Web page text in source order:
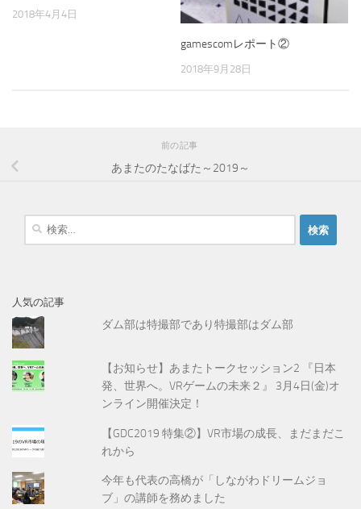
2018年4月4日
gamescomレポート②
2018年9月28日
前の記事
あまたのたなばた～2019～
検
人気の記事
ダム部は特撮部であり特撮部はダム部
【お知らせ】あまたトークセッション2 『日本
発、世界へ。VRゲームの未来２』 3月4日(金)オ
ンライン開催決定！
【GDC2019 特集②】VR市場の成長、まだまだこ
れから
今年も代表の高橋が「しながわドリームジョ
ブ」の講師を務めました